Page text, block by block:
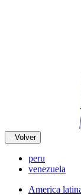
Volver
peru
venezuela
America